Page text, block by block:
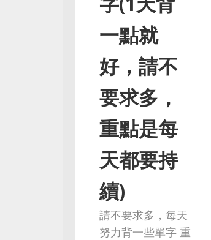
一點就
好，請不
要求多，
重點是每
天都要持
續)
請不要求多，每天
努力背一些單字 重